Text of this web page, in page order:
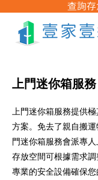
查詢
上門迷你箱服務
上門迷你箱服務提供
方案。免去了親自搬
門迷你箱服務會派專人
存放空間可根據需求調
專業的安全設備確保